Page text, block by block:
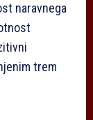
naravnega
trem